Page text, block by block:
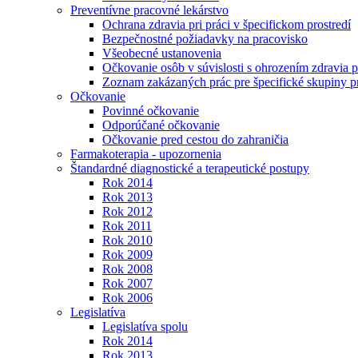
Preventívne pracovné lekárstvo
Ochrana zdravia pri práci v špecifickom prostredí
Bezpečnostné požiadavky na pracovisko
Všeobecné ustanovenia
Očkovanie osôb v súvislosti s ohrozením zdravia
Zoznam zakázaných prác pre špecifické skupiny
Očkovanie
Povinné očkovanie
Odporúčané očkovanie
Očkovanie pred cestou do zahraničia
Farmakoterapia - upozornenia
Štandardné diagnostické a terapeutické postupy
Rok 2014
Rok 2013
Rok 2012
Rok 2011
Rok 2010
Rok 2009
Rok 2008
Rok 2007
Rok 2006
Legislatíva
Legislatíva spolu
Rok 2014
Rok 2013